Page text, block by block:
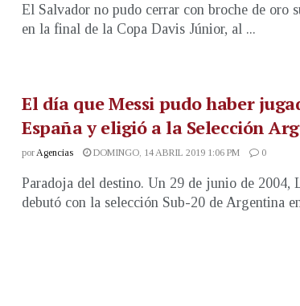
El Salvador no pudo cerrar con broche de oro
en la final de la Copa Davis Júnior, al ...
El día que Messi pudo haber
España y eligió a la Selección
por Agencias DOMINGO, 14 ABRIL 2019 1:06 PM 0
Paradoja del destino. Un 29 de junio de 2004,
debutó con la selección Sub-20 de Argentina